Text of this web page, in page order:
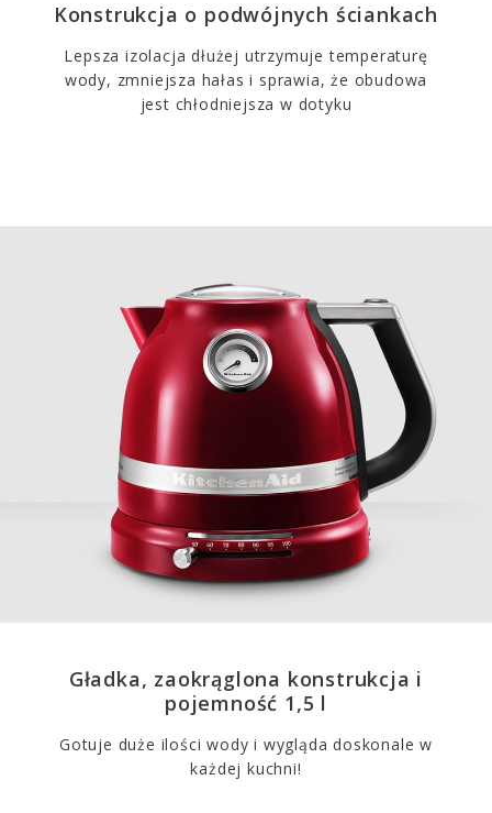
Konstrukcja o podwójnych ściankach
Lepsza izolacja dłużej utrzymuje temperaturę
wody, zmniejsza hałas i sprawia, że obudowa
jest chłodniejsza w dotyku
Gładka, zaokrąglona konstrukcja i
pojemność 1,5 l
Gotuje duże ilości wody i wygląda doskonale w
każdej kuchni!